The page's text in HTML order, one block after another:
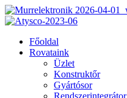
Főoldal
Rovataink
Üzlet
Konstruktőr
Gyártósor
Rendszerintegrátor